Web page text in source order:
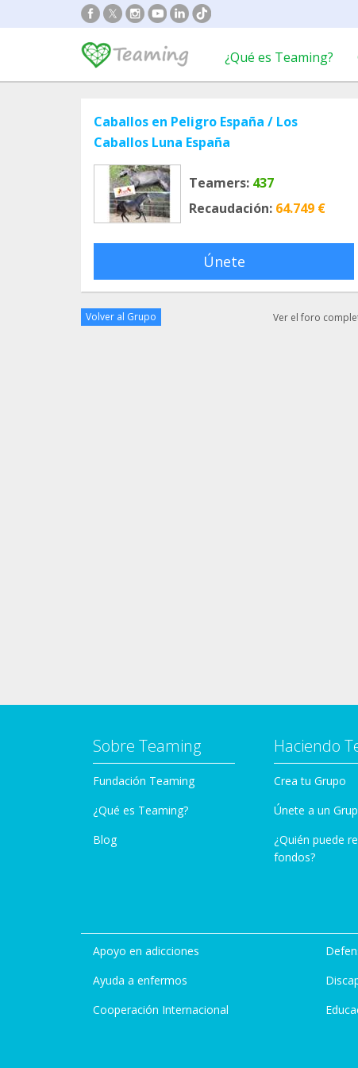
¿Qué es Teaming?
Caballos en Peligro España / Los
Caballos Luna España
Teamers: 437
Recaudación: 64.749 €
Únete
Volver al Grupo Ver el foro
Sobre Teaming
Fundación Teaming
¿Qué es Teaming?
Blog
Haciendo
Crea tu Grupo
Únete a un
¿Quién puede
fondos?
Apoyo en adicciones
Ayuda a enfermos
Cooperación Internacional